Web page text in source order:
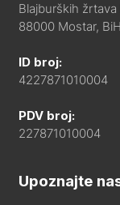
Blajburških žrtava
88000 Mostar, BiH
ID broj:
4227871010004
PDV broj:
227871010004
Upoznajte